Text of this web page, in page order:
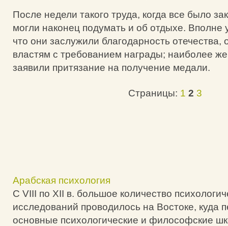
После недели такого труда, когда все было
могли наконец подумать и об отдыхе.
что они заслужили благодарность отечества,
властям с требованием награды; наиболее
заявили притязание на получение медали.
Страницы: 1 2 3
Арабская психология
С VIII по XII в. большое количество
исследований проводилось на Востоке, куда
основные психологические и философские